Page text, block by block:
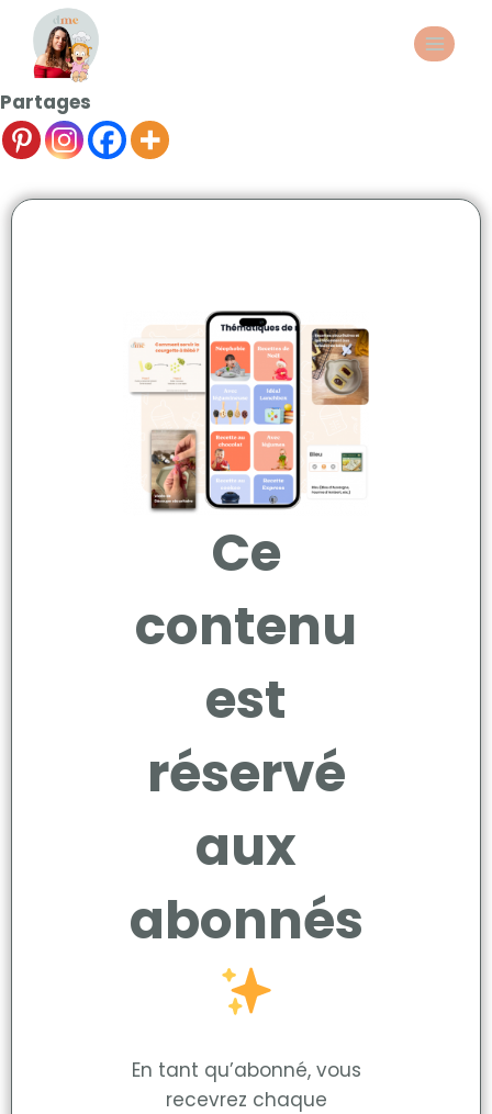
Partages
Ce
contenu
est
réservé
aux
abonnés
En tant qu’abonné, vous
recevrez chaque